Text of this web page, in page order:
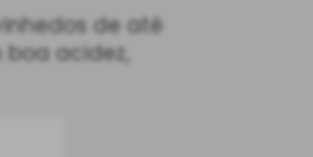
de até
acidez,